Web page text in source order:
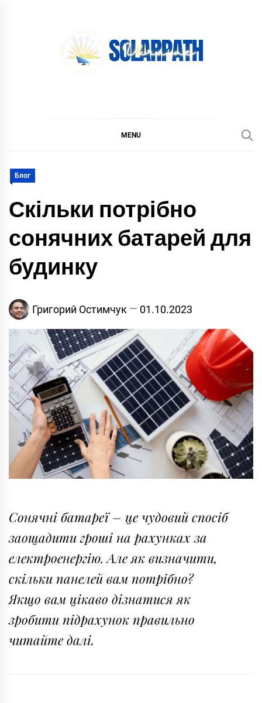
MENU
Блог
Скільки потрібно
сонячних батарей для
будинку
Григорий Остимчук 01.10.2023
Сонячні батареї – це чудовий спосіб
заощадити гроші на рахунках за
електроенергію. Але як визначити,
скільки панелей вам потрібно?
Якщо вам цікаво дізнатися як
зробити підрахунок правильно
читайте далі.